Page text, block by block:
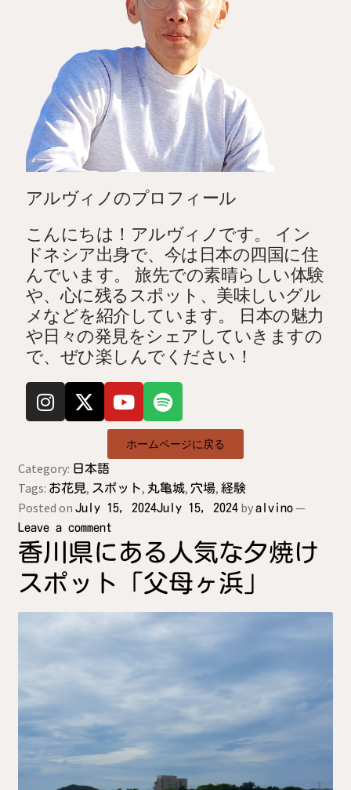
アルヴィノのプロフィール
こんにちは！アルヴィノです。 イン
ドネシア出身で、今は日本の四国に住
んでいます。 旅先での素晴らしい体験
や、心に残るスポット、美味しいグル
メなどを紹介しています。 日本の魅力
や日々の発見をシェアしていきますの
で、ぜひ楽しんでください！
ホームページに戻る
Category: 日本語
Tags: お花見, スポット, 丸亀城, 穴場, 経験
Posted on July 15, 2024July 15, 2024 byalvino —
Leave a comment
香川県にある人気な夕焼け
スポット「父母ヶ浜」